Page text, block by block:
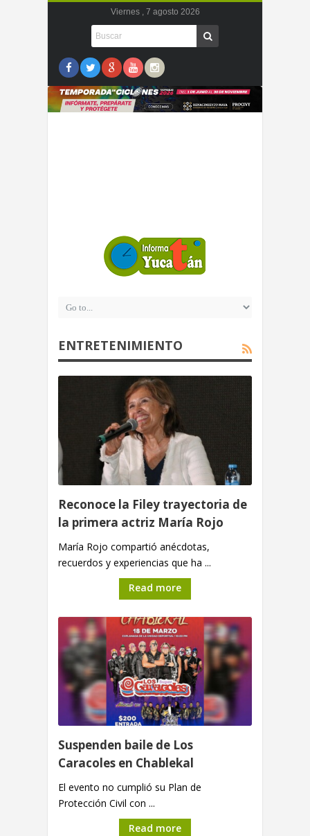
Viernes , 7 agosto 2026
ENTRETENIMIENTO
Reconoce la Filey trayectoria de
la primera actriz María Rojo
María Rojo compartió anécdotas,
recuerdos y experiencias que ha ...
Read more
Suspenden baile de Los
Caracoles en Chablekal
El evento no cumplió su Plan de
Protección Civil con ...
Read more